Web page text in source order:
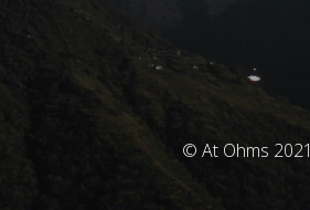
© At Ohms 2021